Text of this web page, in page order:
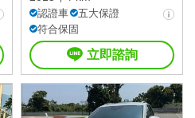
認證車
五大保證
符合保固
立即諮詢